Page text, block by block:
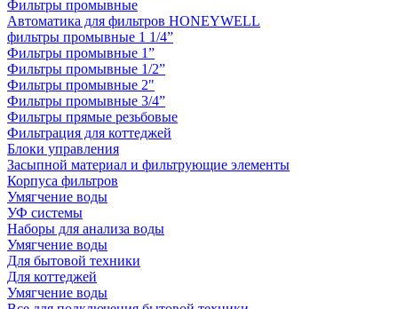
Фильтры промывные
Автоматика для фильтров HONEYWELL
фильтры промывные 1 1/4”
Фильтры промывные 1”
Фильтры промывные 1/2”
Фильтры промывные 2"
Фильтры промывные 3/4”
Фильтры прямые резьбовые
Фильтрация для коттеджей
Блоки управления
Засыпной материал и фильтрующие элементы
Корпуса фильтров
Умягчение воды
УФ системы
Наборы для анализа воды
Умягчение воды
Для бытовой техники
Для коттеджей
Умягчение воды